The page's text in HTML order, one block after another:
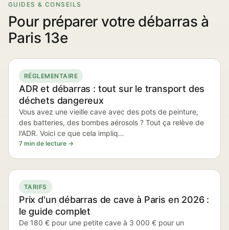
GUIDES & CONSEILS
Pour préparer votre débarras à
Paris 13e
RÉGLEMENTAIRE
ADR et débarras : tout sur le transport des
déchets dangereux
Vous avez une vieille cave avec des pots de peinture,
des batteries, des bombes aérosols ? Tout ça relève de
l'ADR. Voici ce que cela impliq…
7 min de lecture →
TARIFS
Prix d'un débarras de cave à Paris en 2026 :
le guide complet
De 180 € pour une petite cave à 3 000 € pour un